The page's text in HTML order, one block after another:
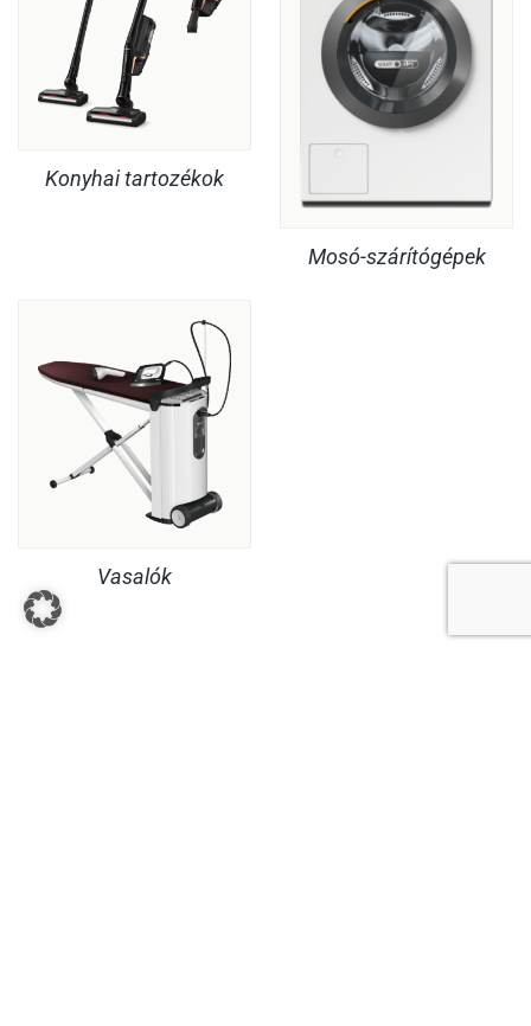
Konyhai tartozékok
Mosó-szárítógépek
Vasalók